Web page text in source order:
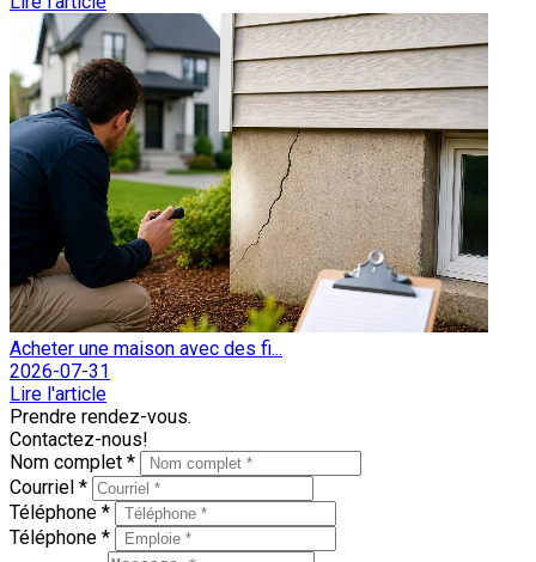
Acheter une maison avec des fi...
2026-07-31
Lire l'article
Prendre rendez-vous.
Contactez-nous!
Nom complet *
Courriel *
Téléphone *
Téléphone *